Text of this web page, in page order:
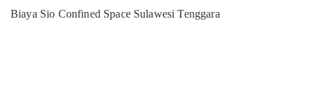
Biaya Sio Confined Space Sulawesi Tenggara